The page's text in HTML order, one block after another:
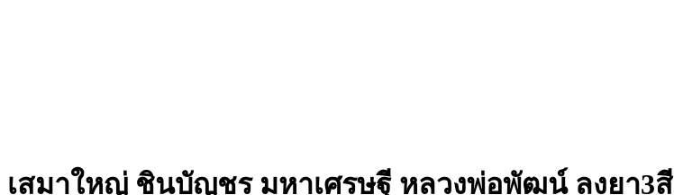
เสมาใหญ่ ชินบัญชร มหาเศรษฐี หลวงพ่อพัฒน์ ลงยา3สี